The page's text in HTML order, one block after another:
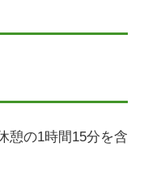
憩の1時間15分を含